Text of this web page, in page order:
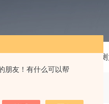
朋友！有什么可以帮